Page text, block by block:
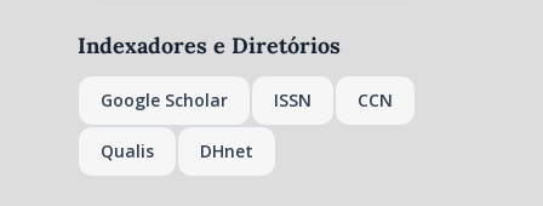
Indexadores e Diretórios
Google Scholar ISSN CCN
Qualis DHnet